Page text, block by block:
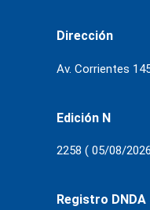
Dirección
Av. Corrientes
Edición N
2258 ( 05/08/
Registro DNDA